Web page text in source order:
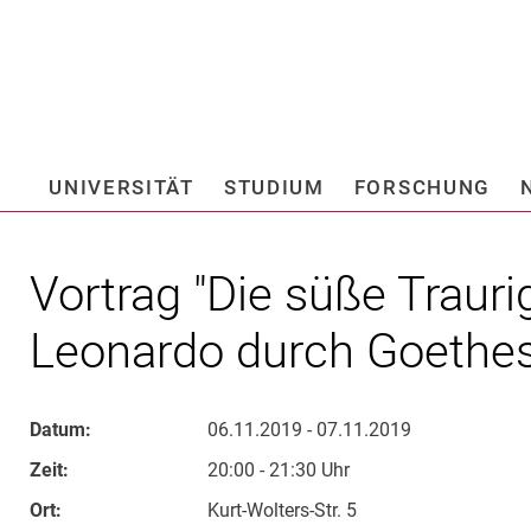
Springe direkt zu:
UNIVERSITÄT STUDIUM FORSCHUNG
Vortrag "Die süße
Leonardo durch
Datum:
06.11.2019 - 07.11.2019
Zeit:
20:00 - 21:30 Uhr
Ort:
Kurt-Wolters-Str. 5